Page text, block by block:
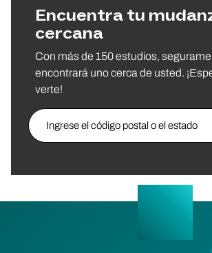
Encuentra tu
cercana
Con más de 150 estudios,
encontrará uno cerca de usted.
verte!
Ingrese el código postal o el estado